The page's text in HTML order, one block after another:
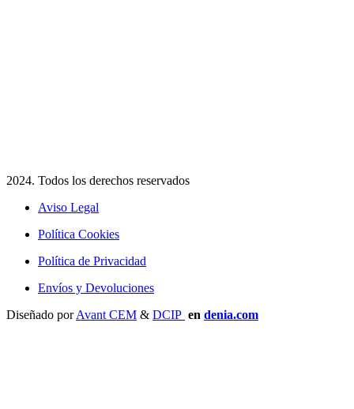
2024. Todos los derechos reservados​
Aviso Legal
Política Cookies
Política de Privacidad
Envíos y Devoluciones
Diseñado porAvant CEM & DCIP en denia.com